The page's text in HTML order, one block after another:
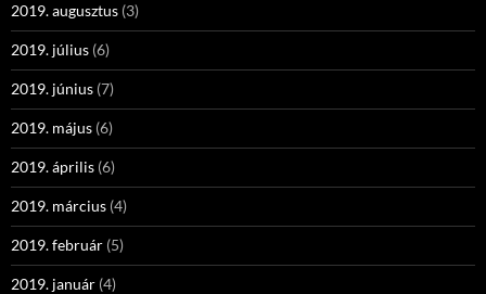
2019. augusztus (3)
2019. július (6)
2019. június (7)
2019. május (6)
2019. április (6)
2019. március (4)
2019. február (5)
2019. január (4)